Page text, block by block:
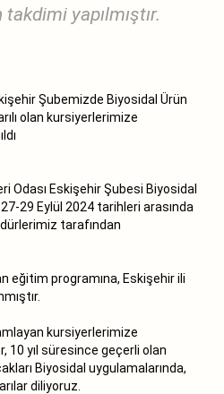
yapılmıştır.
Şubemizde Biyosidal Ürün
olan kursiyerlerimize
Odası Eskişehir Şubesi Biyosidal
27-29 Eylül 2024 tarihleri arasında
tarafından
eğitim programına, Eskişehir ili
kursiyerlerimize
10 yıl süresince geçerli olan
Biyosidal uygulamalarında,
diliyoruz.